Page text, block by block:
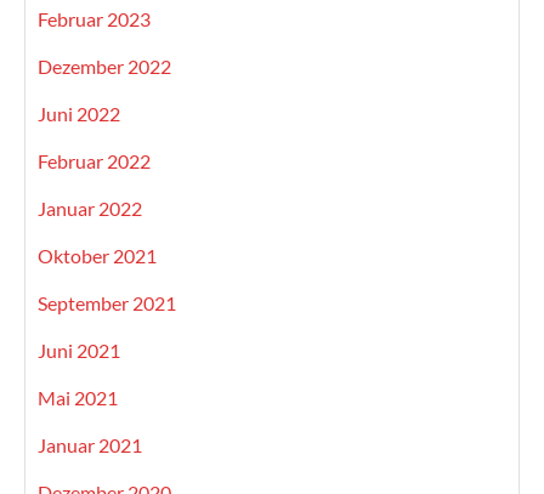
Februar 2023
Dezember 2022
Juni 2022
Februar 2022
Januar 2022
Oktober 2021
September 2021
Juni 2021
Mai 2021
Januar 2021